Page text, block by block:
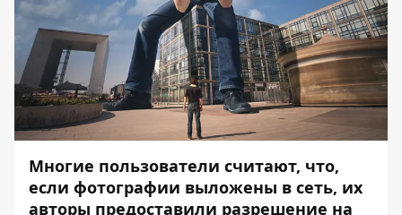
Многие пользователи считают, что,
если фотографии выложены в сеть, их
авторы предоставили разрешение на